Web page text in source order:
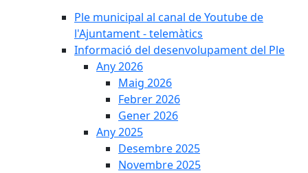
Ple municipal al canal de Youtube de
l'Ajuntament - telemàtics
Informació del desenvolupament del Ple
Any 2026
Maig 2026
Febrer 2026
Gener 2026
Any 2025
Desembre 2025
Novembre 2025